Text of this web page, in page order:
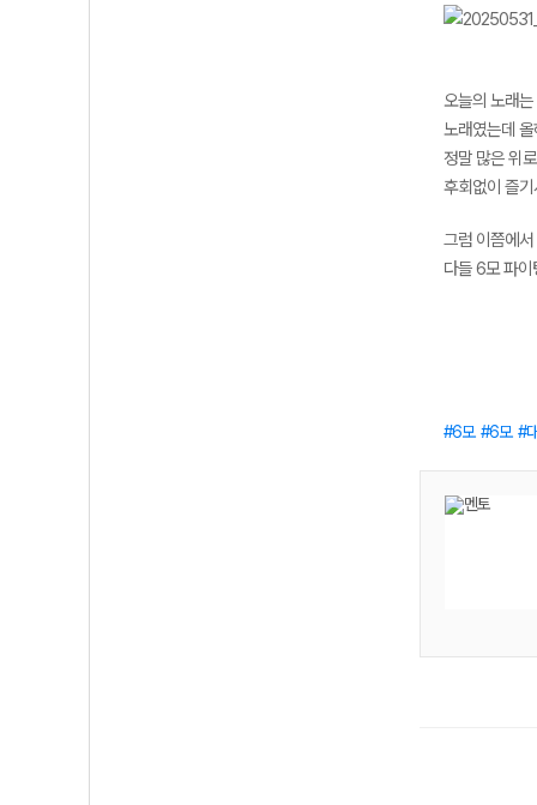
오늘의 노래
노래였는데
정말 많은 위
후회없이 즐
그럼 이쯤에
다들 6모 파이
6모 6모